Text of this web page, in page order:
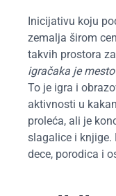
Inicijativu koju
zemalja širom
takvih prostora
igračaka je
To je igra i
aktivnosti u
proleća, ali je
slagalice i knjige.
dece, porodica i